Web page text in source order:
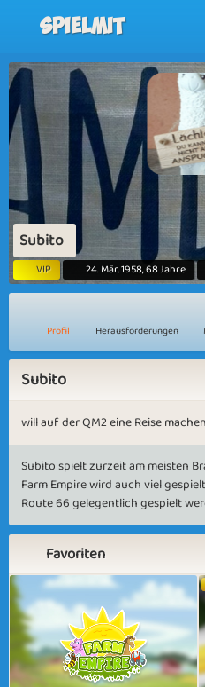
Spielmit
Subito
VIP 24. Mär, 1958, 68 Jahre
Profil Herausforderungen
Subito
will auf der QM2 eine Reise
Subito spielt zurzeit am meisten
Farm Empire wird auch viel
Route 66 gelegentlich gespielt
Favoriten